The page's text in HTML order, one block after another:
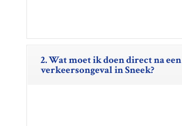
2. Wat moet ik doen direct na een
verkeersongeval in Sneek?